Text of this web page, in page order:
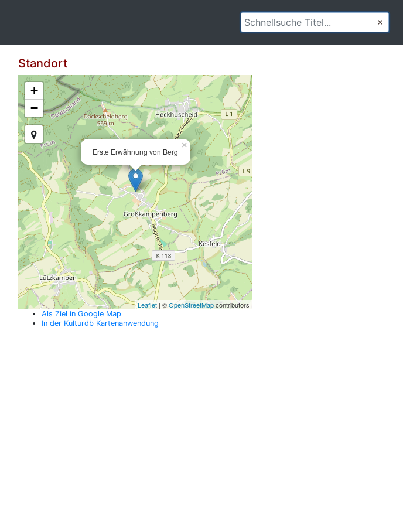
Standort
Erste Erwähnung von Berg
×
+
−
Leaflet | ©OpenStreetMapcontributors
Als Ziel in Google Map
In der Kulturdb Kartenanwendung